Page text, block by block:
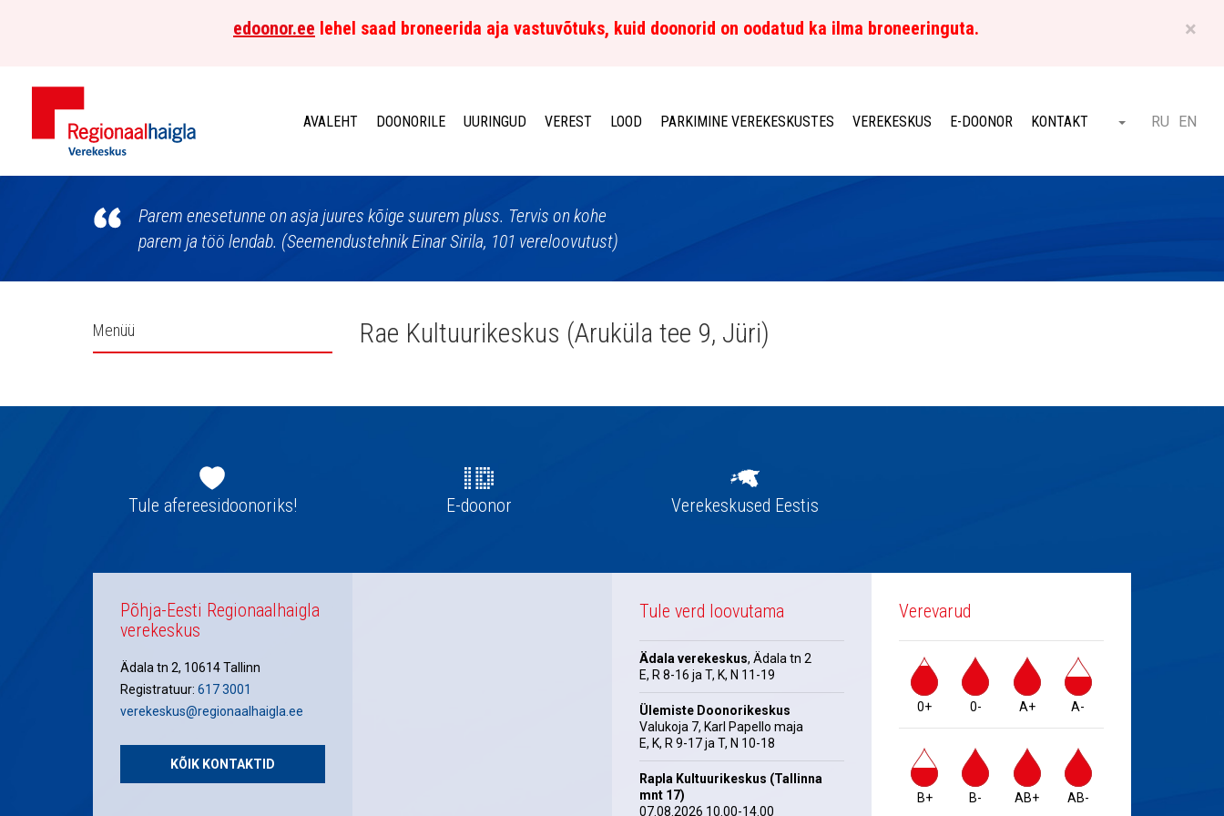
×
edoonor.ee lehel saad broneerida aja vastuvõtuks, kuid doonorid on oodatud ka ilma broneeringuta.
Põhja-
AVALEHT DOONORILE UURINGUD VEREST LOOD PARKIMINE VEREKESKUSTES VEREKESKUS E-DOONOR KONTAKT Otsi ET
RU EN
Parem enesetunne on asja juures kõige suurem pluss. Tervis on kohe
parem ja töö lendab. (Seemendustehnik Einar Sirila, 101 vereloovutust)
Külgpaani
Menüü Rae Kultuurikeskus (Aruküla tee 9, Jüri)
navigatsioonTule afereesidoonoriks! E-doonor Verekeskused Eestis
Põhja-Eesti Regionaalhaigla
verekeskus
Ädala tn 2, 10614 Tallinn
Registratuur: 617 3001
verekeskus@regionaalhaigla.ee
KÕIK KONTAKTID
Tule verd loovutama
Ädala verekeskus, Ädala tn 2
E, R 8-16 ja T, K, N 11-19
Ülemiste Doonorikeskus
Valukoja 7, Karl Papello maja
E, K, R 9-17 ja T, N 10-18
Rapla Kultuurikeskus (Tallinna
mnt 17)
07.08.2026 10.00-14.00
Verevarud
0+ 0- A+ A-
B+ B- AB+ AB-